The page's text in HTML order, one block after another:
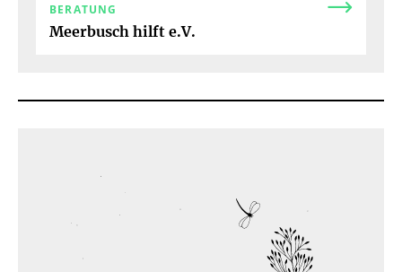
BERATUNG
Meerbusch hilft e.V.